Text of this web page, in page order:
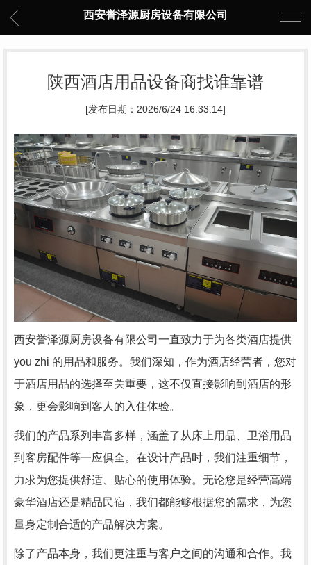
西安誉泽源厨房设备有限公司
陕西酒店用品设备商找谁靠谱
[发布日期：2026/6/24 16:33:14]
西安誉泽源厨房设备有限公司一直致力于为各类酒店提供
you zhi 的用品和服务。我们深知，作为酒店经营者，您对
于酒店用品的选择至关重要，这不仅直接影响到酒店的形
象，更会影响到客人的入住体验。
我们的产品系列丰富多样，涵盖了从床上用品、卫浴用品
到客房配件等一应俱全。在设计产品时，我们注重细节，
力求为您提供舒适、贴心的使用体验。无论您是经营高端
豪华酒店还是精品民宿，我们都能够根据您的需求，为您
量身定制合适的产品解决方案。
除了产品本身，我们更注重与客户之间的沟通和合作。我